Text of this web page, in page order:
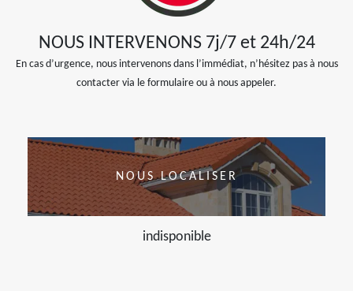
NOUS INTERVENONS 7j/7 et 24h/24
En cas d’urgence, nous intervenons dans l’immédiat, n’hésitez pas à nous
contacter via le formulaire ou à nous appeler.
NOUS LOCALISER
indisponible